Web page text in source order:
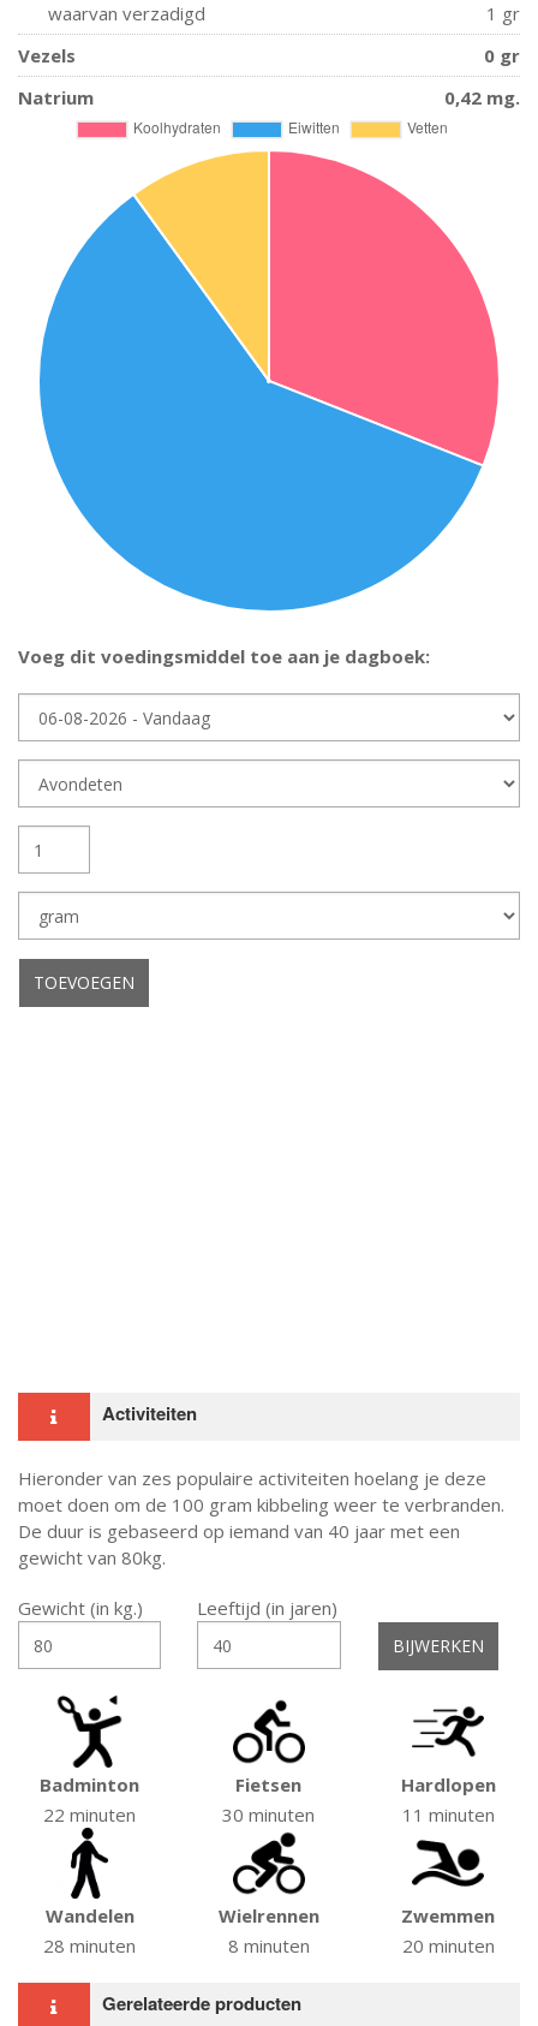
waarvan verzadigd
1 gr
Vezels
0 gr
Natrium
0,42 mg.
Voeg dit voedingsmiddel toe aan je dagboek:
Dagdeel
TOEVOEGEN
Activiteiten
Hieronder van zes populaire activiteiten hoelang je deze
moet doen om de 100 gram kibbeling weer te verbranden.
De duur is gebaseerd op iemand van 40 jaar met een
gewicht van 80kg.
Gewicht (in kg.) Leeftijd (in jaren)
Badminton
22 minuten
Fietsen
30 minuten
Hardlopen
11 minuten
Wandelen
28 minuten
Wielrennen
8 minuten
Zwemmen
20 minuten
Gerelateerde producten